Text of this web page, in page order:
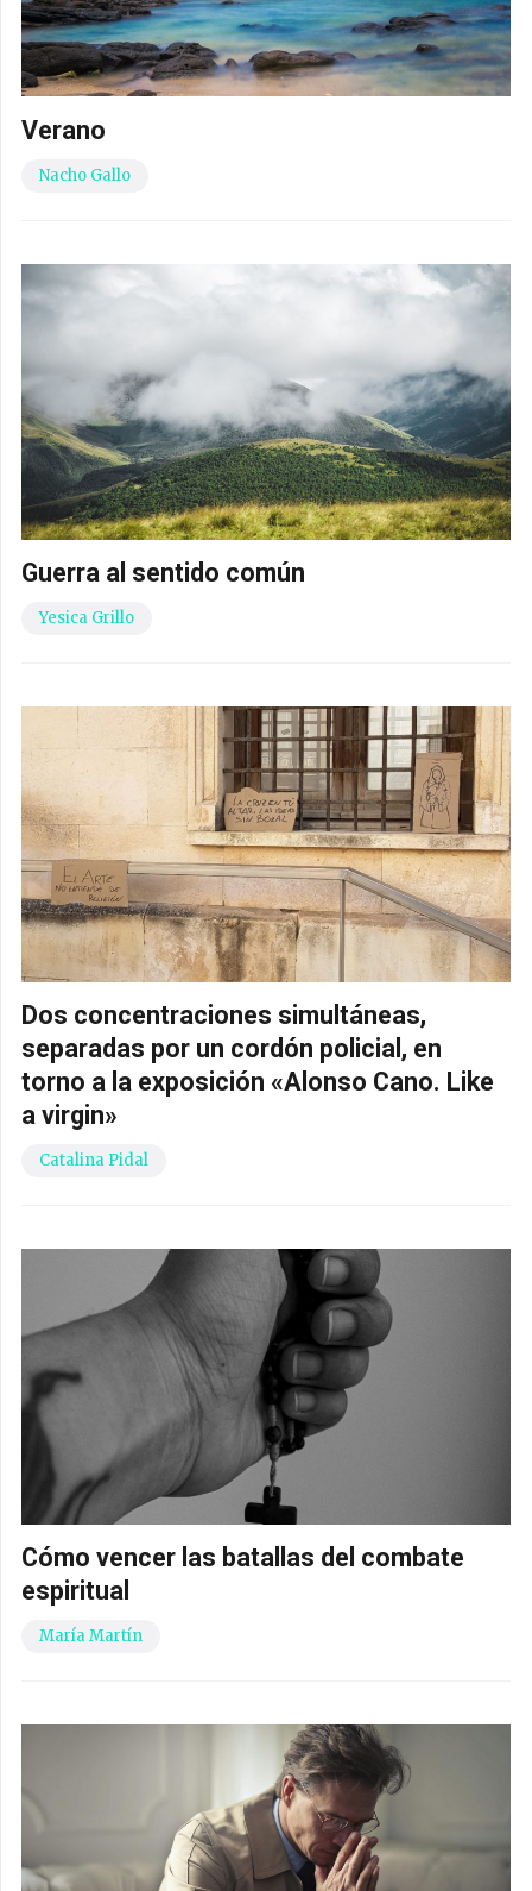
Verano
Nacho Gallo
Guerra al sentido común
Yesica Grillo
Dos concentraciones simultáneas,
separadas por un cordón policial, en
torno a la exposición «Alonso Cano. Like
a virgin»
Catalina Pidal
Cómo vencer las batallas del combate
espiritual
María Martín